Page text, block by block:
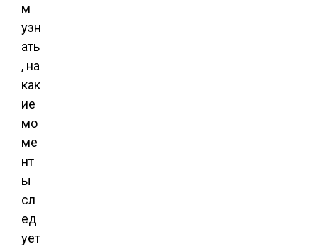
м
узн
ать
, на
как
ие
мо
ме
нт
ы
сл
ед
ует